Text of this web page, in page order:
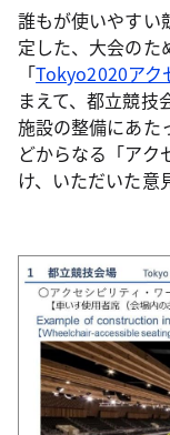
誰もが使いやすい
定した、大会のた
「Tokyo2020アク
まえて、都立競技
施設の整備にあた
どからなる「アク
け、いただいた意